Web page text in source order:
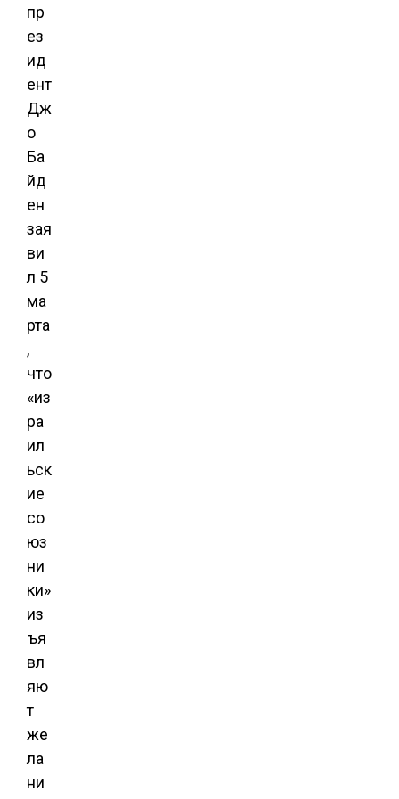
пр
ез
ид
ент
Дж
о
Ба
йд
ен
зая
ви
л 5
ма
рта
,
что
«из
ра
ил
ьск
ие
со
юз
ни
ки»
из
ъя
вл
яю
т
же
ла
ни